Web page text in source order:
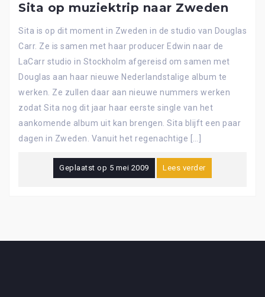
Sita op muziektrip naar Zweden
Sita is op dit moment in Zweden in de studio van Douglas
Carr. Ze is samen met haar producer Edwin naar de
LaCarr studio in Stockholm afgereisd om samen met
Douglas aan haar nieuwe Nederlandstalige album te
werken. Ze zullen daar aan nieuwe nummers werken
zodat Sita nog dit jaar haar eerste single van het
aankomende album uit kan brengen. Sita blijft een paar
dagen in Zweden. Vanuit het regenachtige […]
Geplaatst op 5 mei 2009 Lees verder